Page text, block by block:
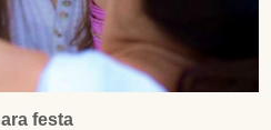
festa